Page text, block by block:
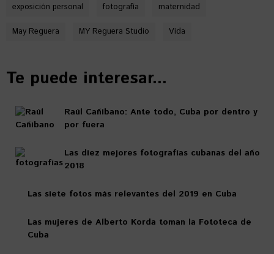
exposición personal fotografía maternidad
May Reguera MY Reguera Studio Vida
Te puede interesar...
Raúl Cañibano: Ante todo, Cuba por dentro y
por fuera
Las diez mejores fotografías cubanas del año
2018
Las siete fotos más relevantes del 2019 en Cuba
Las mujeres de Alberto Korda toman la Fototeca de
Cuba